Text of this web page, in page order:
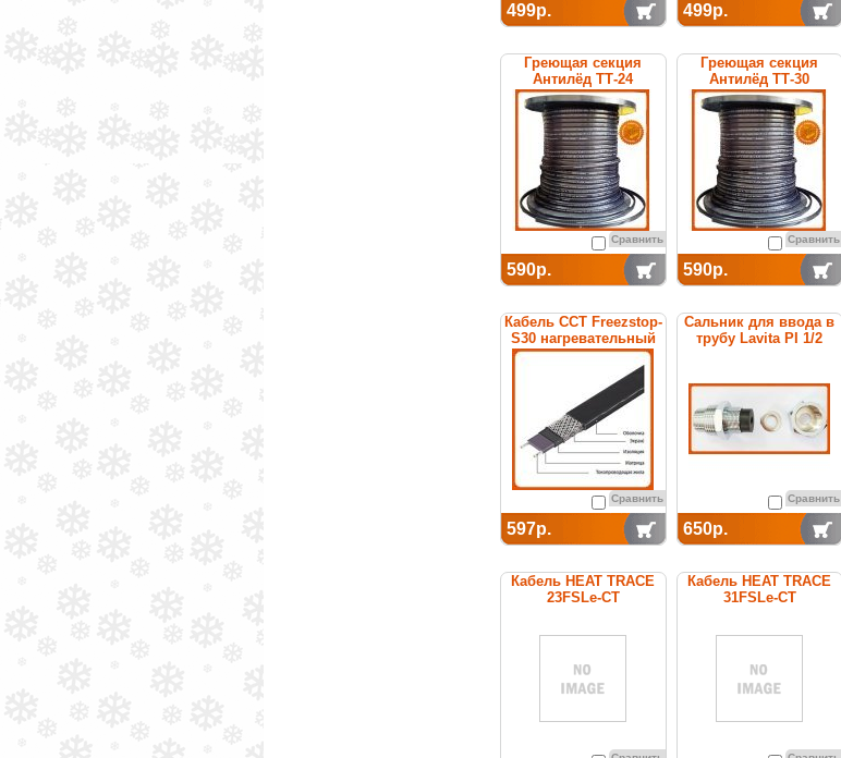
499р. 499р.
Греющая секция
Антилёд ТТ-24
саморегулируемая
Сравнить
590р.
Греющая секция
Антилёд ТТ-30
саморегулируемая
Сравнить
590р.
Кабель ССТ Freezstop-
S30 нагревательный
саморегулирующийся
Сравнить
597р.
Сальник для ввода в
трубу Lavita PI 1/2
Сравнить
650р.
Кабель HEAT TRACE
23FSLe-CT
Кабель HEAT TRACE
31FSLe-CT